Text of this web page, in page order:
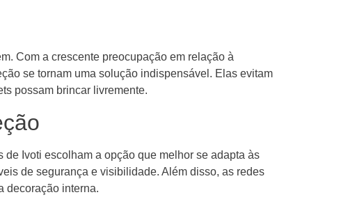
Com a crescente preocupação em relação à
se tornam uma solução indispensável. Elas evitam
possam brincar livremente.
Ivoti escolham a opção que melhor se adapta às
de segurança e visibilidade. Além disso, as redes
decoração interna.